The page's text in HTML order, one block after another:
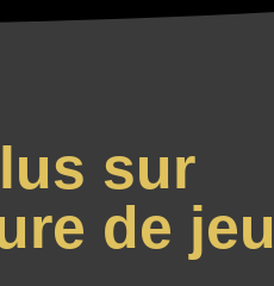
sur
de jeu